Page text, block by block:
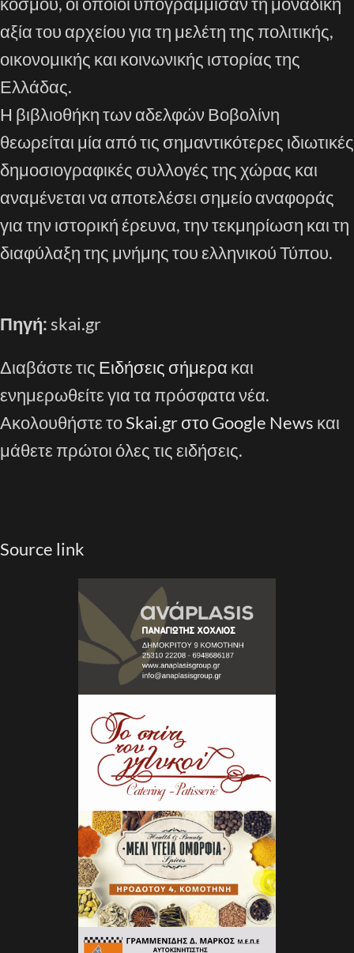
αξία του αρχείου για τη μελέτη της πολιτικής,
οικονομικής και κοινωνικής ιστορίας της
Ελλάδας.
Η βιβλιοθήκη των αδελφών Βοβολίνη
θεωρείται μία από τις σημαντικότερες ιδιωτικές
δημοσιογραφικές συλλογές της χώρας και
αναμένεται να αποτελέσει σημείο αναφοράς
για την ιστορική έρευνα, την τεκμηρίωση και τη
διαφύλαξη της μνήμης του ελληνικού Τύπου.
Πηγή: skai.gr
Διαβάστε τις Ειδήσεις σήμερα και
ενημερωθείτε για τα πρόσφατα νέα.
Ακολουθήστε τοSkai.gr στο Google News και
μάθετε πρώτοι όλες τις ειδήσεις.
Source link